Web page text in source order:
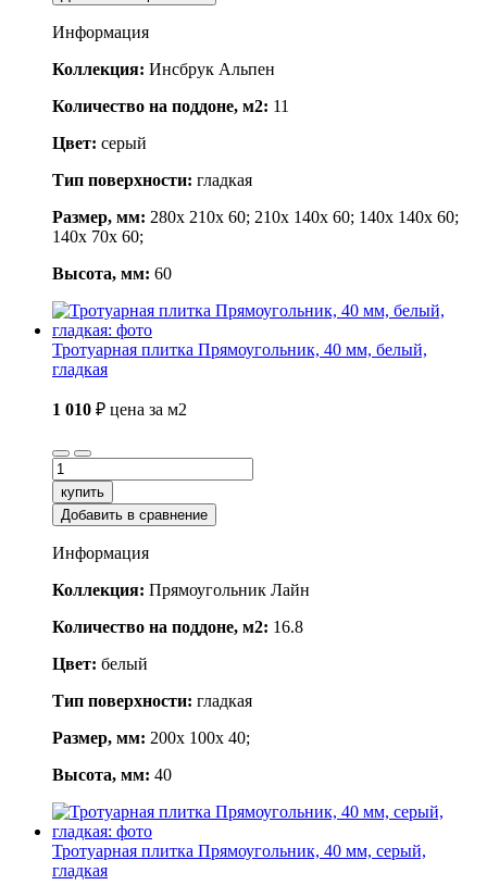
Информация
Коллекция: Инсбрук Альпен
Количество на поддоне, м2: 11
Цвет: серый
Тип поверхности: гладкая
Размер, мм: 280x 210x 60; 210x 140x 60; 140x 140x 60;
140x 70x 60;
Высота, мм: 60
Тротуарная плитка Прямоугольник, 40 мм, белый,
гладкая
1 010 ₽ цена за м2
купить
Добавить в сравнение
Информация
Коллекция: Прямоугольник Лайн
Количество на поддоне, м2: 16.8
Цвет: белый
Тип поверхности: гладкая
Размер, мм: 200x 100x 40;
Высота, мм: 40
Тротуарная плитка Прямоугольник, 40 мм, серый,
гладкая